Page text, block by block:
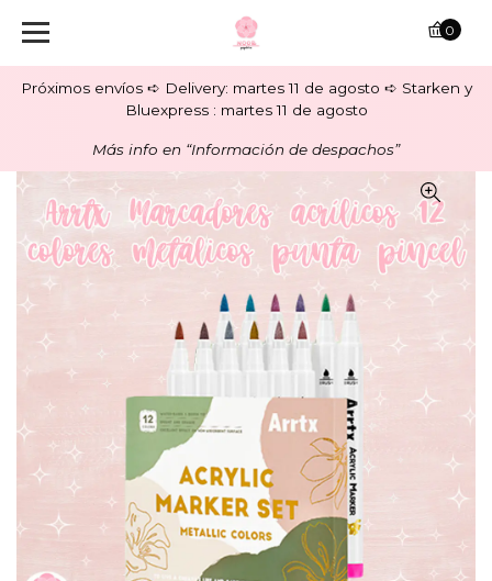
Próximos envíos ➪ Delivery: martes 11 de agosto ➪ Starken y
Bluexpress : martes 11 de agosto
Más info en “Información de despachos”
0